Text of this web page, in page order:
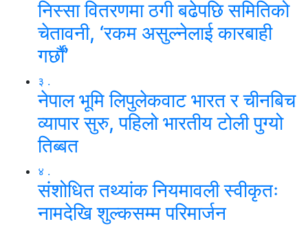
निस्सा वितरणमा ठगी बढेपछि समितिको
चेतावनी, ‘रकम असुल्नेलाई कारबाही
गर्छाैं’
३ .
नेपाल भूमि लिपुलेकवाट भारत र चीनबिच
व्यापार सुरु, पहिलो भारतीय टोली पुग्यो
तिब्बत
४ .
संशोधित तथ्यांक नियमावली स्वीकृतः
नामदेखि शुल्कसम्म परिमार्जन